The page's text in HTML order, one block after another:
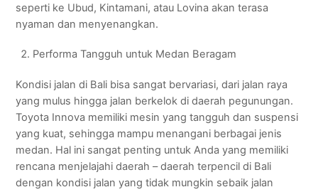
seperti ke Ubud, Kintamani, atau Lovina akan terasa
nyaman dan menyenangkan.
Performa Tangguh untuk Medan Beragam
Kondisi jalan di Bali bisa sangat bervariasi, dari jalan raya
yang mulus hingga jalan berkelok di daerah pegunungan.
Toyota Innova memiliki mesin yang tangguh dan suspensi
yang kuat, sehingga mampu menangani berbagai jenis
medan. Hal ini sangat penting untuk Anda yang memiliki
rencana menjelajahi daerah – daerah terpencil di Bali
dengan kondisi jalan yang tidak mungkin sebaik jalan